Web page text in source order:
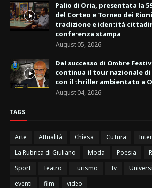
Palio di Oria, presentata la
del Corteo e Torneo dei
tradizione e identità
conferenza stampa
August 05, 2026
Dal successo di Ombre
continua il tour nazionale di
con il thriller ambientato a
August 04, 2026
TAGS
Arte Attualità Chiesa Cultura
La Rubrica di Giuliano
Moda Poesia
Sport
Teatro Turismo Tv
eventi
film video